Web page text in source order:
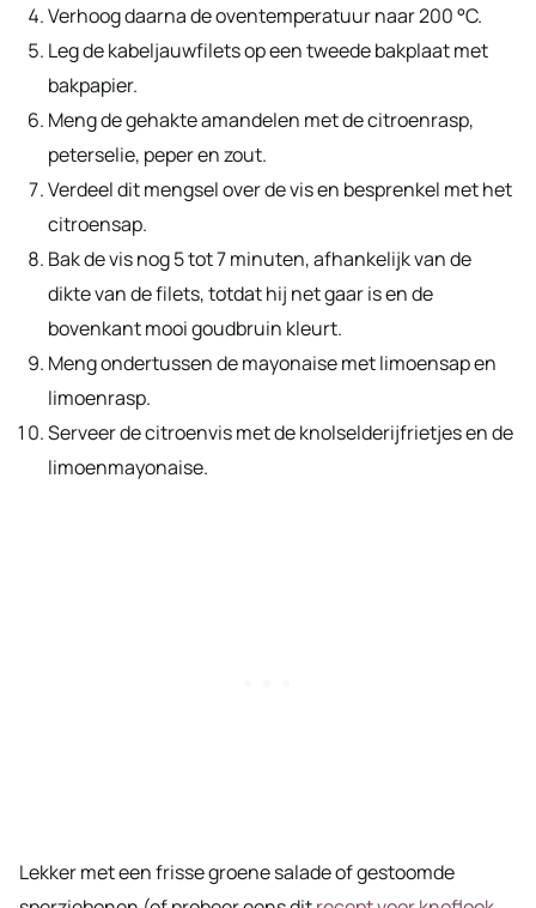
Verhoog daarna de oventemperatuur naar 200 °C.
Leg de kabeljauwfilets op een tweede bakplaat met
bakpapier.
Meng de gehakte amandelen met de citroenrasp,
peterselie, peper en zout.
Verdeel dit mengsel over de vis en besprenkel met het
citroensap.
Bak de vis nog 5 tot 7 minuten, afhankelijk van de
dikte van de filets, totdat hij net gaar is en de
bovenkant mooi goudbruin kleurt.
Meng ondertussen de mayonaise met limoensap en
limoenrasp.
Serveer de citroenvis met de knolselderijfrietjes en de
limoenmayonaise.
Lekker met een frisse groene salade of gestoomde